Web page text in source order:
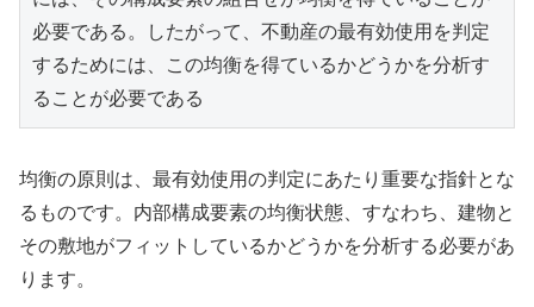
必要である。したがって、不動産の最有効使用を判定
するためには、この均衡を得ているかどうかを分析す
ることが必要である
均衡の原則は、最有効使用の判定にあたり重要な指針とな
るものです。内部構成要素の均衡状態、すなわち、建物と
その敷地がフィットしているかどうかを分析する必要があ
ります。